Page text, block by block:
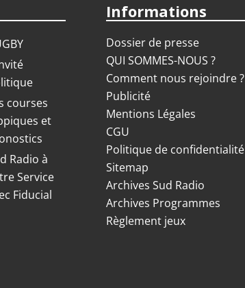
courses
et
Radio à
Service
Fiducial
Informations
Dossier de presse
QUI SOMMES-NOUS ?
Comment nous rejoindre ?
Publicité
Mentions Légales
CGU
Politique de confidentialité
Sitemap
Archives Sud Radio
Archives Programmes
Règlement jeux